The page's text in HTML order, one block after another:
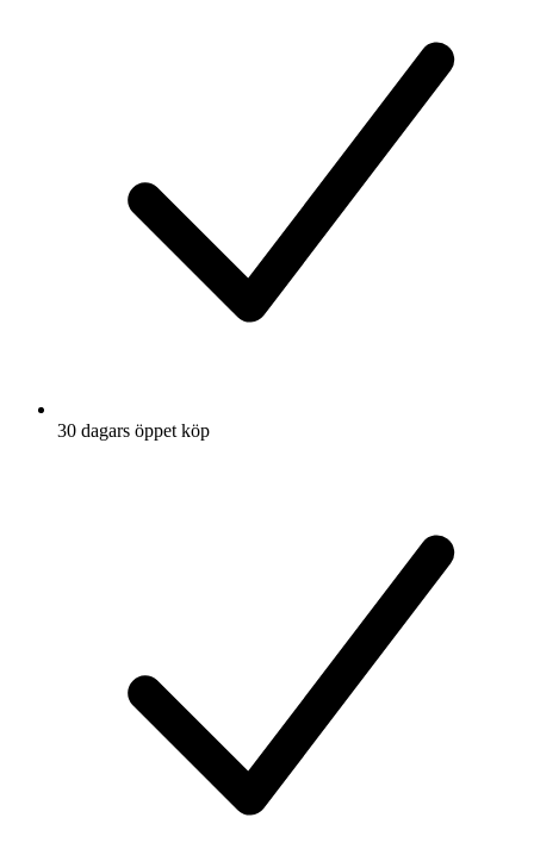
30 dagars öppet köp